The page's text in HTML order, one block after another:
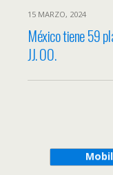
15 MARZO, 2024
México tiene 59
JJ. OO.